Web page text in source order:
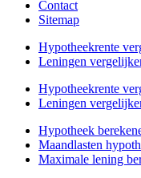
Contact
Sitemap
Hypotheekrente
Leningen
Hypotheekrente
Leningen
Hypotheek
Maandlasten
Maximale lening